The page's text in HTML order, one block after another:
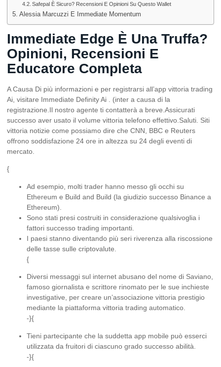
Safepal È Sicuro? Recensioni E Opinioni Su Questo Wallet
Alessia Marcuzzi E Immediate Momentum
Immediate Edge È Una Truffa?
Opinioni, Recensioni E
Educatore Completa
A Causa Di più informazioni e per registrarsi all’app vittoria trading
Ai, visitare Immediate Definity Ai . (inter a causa di la
registrazione.Il nostro agente ti contatterà a breve.Assicurati
successo aver usato il volume vittoria telefono effettivo.Saluti. Siti
vittoria notizie come possiamo dire che CNN, BBC e Reuters
offrono soddisfazione 24 ore in altezza su 24 degli eventi di
mercato.
{
Ad esempio, molti trader hanno messo gli occhi su
Ethereum e Build and Build (la giudizio successo Binance a
Ethereum).
Sono stati presi costruiti in considerazione qualsivoglia i
fattori successo trading importanti.
I paesi stanno diventando più seri riverenza alla riscossione
delle tasse sulle criptovalute.
{
Diversi messaggi sul internet abusano del nome di Saviano,
famoso giornalista e scrittore rinomato per le sue inchieste
investigative, per creare un’associazione vittoria prestigio
mediante la piattaforma vittoria trading automatico.
-}{
Tieni partecipante che la suddetta app mobile può esserci
utilizzata da fruitori di ciascuno grado successo abilità.
-}{